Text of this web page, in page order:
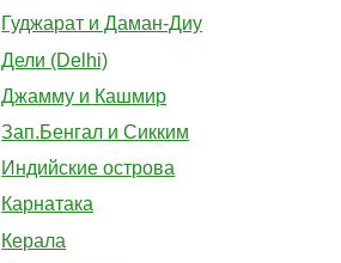
Гуджарат и Даман-Диу
Дели (Delhi)
Джамму и Кашмир
Зап.Бенгал и Сикким
Индийские острова
Карнатака
Керала